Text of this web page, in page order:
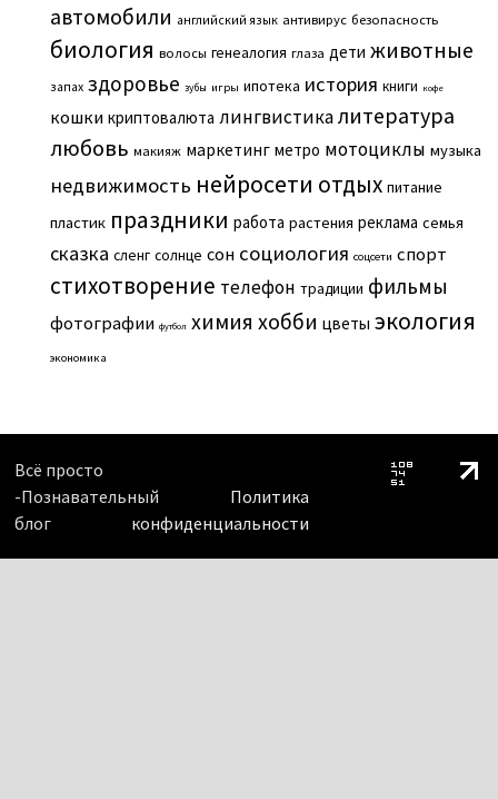
автомобили английский язык антивирус безопасность
биология волосы генеалогия глаза дети животные
запах здоровье зубы игры ипотека история книги кофе
кошки криптовалюта лингвистикалитература
любовь макияж маркетинг метро мотоциклы музыка
недвижимость нейросети отдых питание
пластик праздники работа растения реклама семья
сказка сленг солнце сон социология соцсети спорт
стихотворение телефон традиции фильмы
фотографии футбол химия хобби цветы экология
экономика
Всё просто
-Познавательный
блог
Политика
конфиденциальности